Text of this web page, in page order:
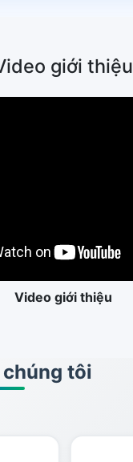
giới thiệu
Video giới thiệu
tôi